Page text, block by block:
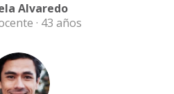
Alvaredo
· 43 años